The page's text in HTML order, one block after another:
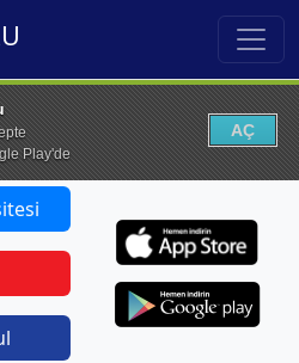
Play'de
AÇ